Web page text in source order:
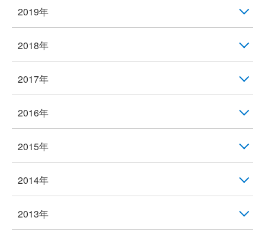
2019年
2018年
2017年
2016年
2015年
2014年
2013年